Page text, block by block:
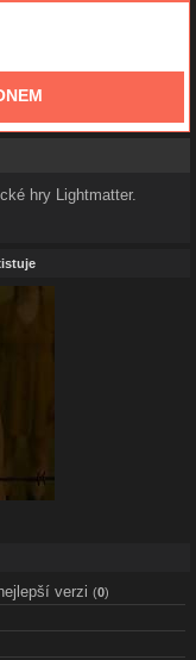
hry Lightmatter.
verzi (0)